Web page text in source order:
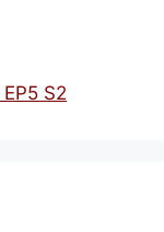
S2